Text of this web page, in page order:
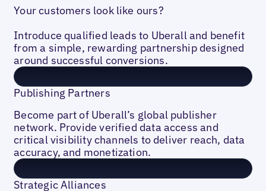
Your customers look like ours?
Introduce qualified leads to Uberall and benefit
from a simple, rewarding partnership designed
around successful conversions.
Publishing Partners
Become part of Uberall’s global publisher
network. Provide verified data access and
critical visibility channels to deliver reach, data
accuracy, and monetization.
Strategic Alliances